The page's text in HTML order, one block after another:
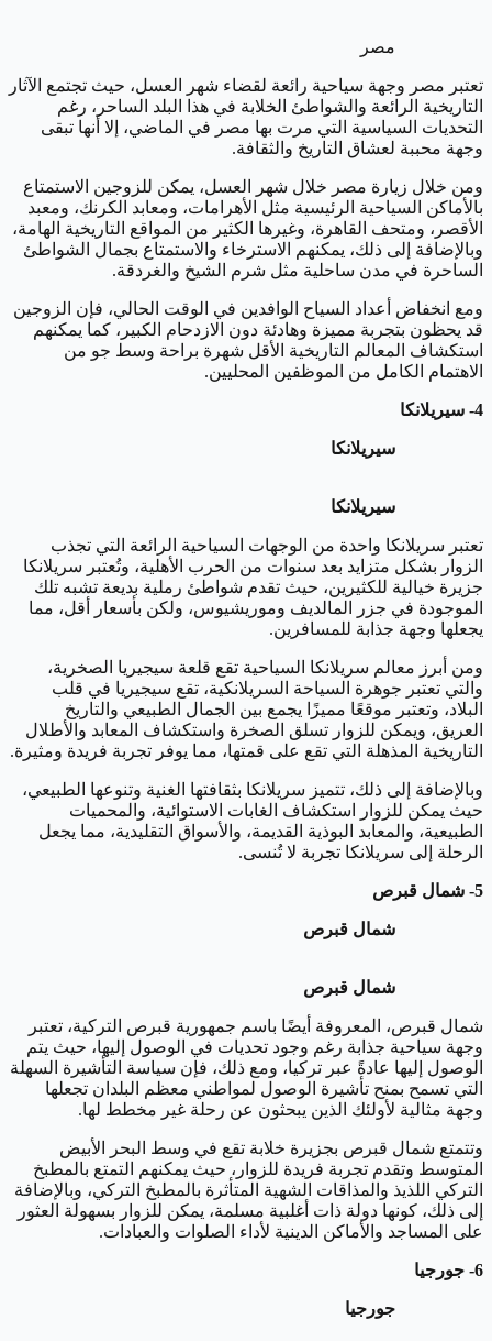
مصر
تعتبر مصر وجهة سياحية رائعة لقضاء شهر العسل، حيث تجتمع الآثار
التاريخية الرائعة والشواطئ الخلابة في هذا البلد الساحر، رغم
التحديات السياسية التي مرت بها مصر في الماضي، إلا أنها تبقى
وجهة محببة لعشاق التاريخ والثقافة.
ومن خلال زيارة مصر خلال شهر العسل، يمكن للزوجين الاستمتاع
بالأماكن السياحية الرئيسية مثل الأهرامات، ومعابد الكرنك، ومعبد
الأقصر، ومتحف القاهرة، وغيرها الكثير من المواقع التاريخية الهامة،
وبالإضافة إلى ذلك، يمكنهم الاسترخاء والاستمتاع بجمال الشواطئ
الساحرة في مدن ساحلية مثل شرم الشيخ والغردقة.
ومع انخفاض أعداد السياح الوافدين في الوقت الحالي، فإن الزوجين
قد يحظون بتجربة مميزة وهادئة دون الازدحام الكبير، كما يمكنهم
استكشاف المعالم التاريخية الأقل شهرة براحة وسط جو من
الاهتمام الكامل من الموظفين المحليين.
4- سيريلانكا
سيريلانكا
سيريلانكا
تعتبر سريلانكا واحدة من الوجهات السياحية الرائعة التي تجذب
الزوار بشكل متزايد بعد سنوات من الحرب الأهلية، وتُعتبر سريلانكا
جزيرة خيالية للكثيرين، حيث تقدم شواطئ رملية بديعة تشبه تلك
الموجودة في جزر المالديف وموريشيوس، ولكن بأسعار أقل، مما
يجعلها وجهة جذابة للمسافرين.
ومن أبرز معالم سريلانكا السياحية تقع قلعة سيجيريا الصخرية،
والتي تعتبر جوهرة السياحة السريلانكية، تقع سيجيريا في قلب
البلاد، وتعتبر موقعًا مميزًا يجمع بين الجمال الطبيعي والتاريخ
العريق، ويمكن للزوار تسلق الصخرة واستكشاف المعابد والأطلال
التاريخية المذهلة التي تقع على قمتها، مما يوفر تجربة فريدة ومثيرة.
وبالإضافة إلى ذلك، تتميز سريلانكا بثقافتها الغنية وتنوعها الطبيعي،
حيث يمكن للزوار استكشاف الغابات الاستوائية، والمحميات
الطبيعية، والمعابد البوذية القديمة، والأسواق التقليدية، مما يجعل
الرحلة إلى سريلانكا تجربة لا تُنسى.
5- شمال قبرص
شمال قبرص
شمال قبرص
شمال قبرص، المعروفة أيضًا باسم جمهورية قبرص التركية، تعتبر
وجهة سياحية جذابة رغم وجود تحديات في الوصول إليها، حيث يتم
الوصول إليها عادةً عبر تركيا، ومع ذلك، فإن سياسة التأشيرة السهلة
التي تسمح بمنح تأشيرة الوصول لمواطني معظم البلدان تجعلها
وجهة مثالية لأولئك الذين يبحثون عن رحلة غير مخطط لها.
وتتمتع شمال قبرص بجزيرة خلابة تقع في وسط البحر الأبيض
المتوسط ​​وتقدم تجربة فريدة للزوار، حيث يمكنهم التمتع بالمطبخ
التركي اللذيذ والمذاقات الشهية المتأثرة بالمطبخ التركي، وبالإضافة
إلى ذلك، كونها دولة ذات أغلبية مسلمة، يمكن للزوار بسهولة العثور
على المساجد والأماكن الدينية لأداء الصلوات والعبادات.
6- جورجيا
جورجيا